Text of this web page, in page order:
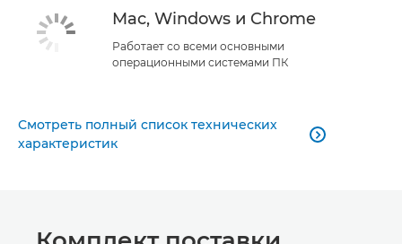
Mac, Windows и Chrome
Работает со всеми основными
операционными системами ПК
Смотреть полный список технических
характеристик
